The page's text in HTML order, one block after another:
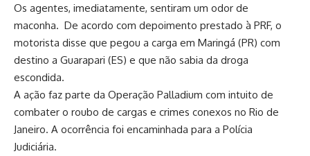
Os agentes, imediatamente, sentiram um odor de
maconha. De acordo com depoimento prestado à PRF, o
motorista disse que pegou a carga em Maringá (PR) com
destino a Guarapari (ES) e que não sabia da droga
escondida.
A ação faz parte da Operação Palladium com intuito de
combater o roubo de cargas e crimes conexos no Rio de
Janeiro. A ocorrência foi encaminhada para a Polícia
Judiciária.